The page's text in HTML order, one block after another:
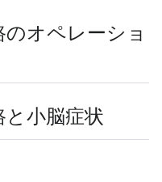
オペレーショ
と小脳症状